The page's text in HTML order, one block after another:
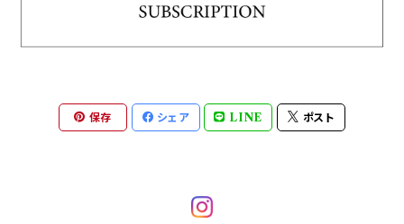
保存 シェア LINE ポスト